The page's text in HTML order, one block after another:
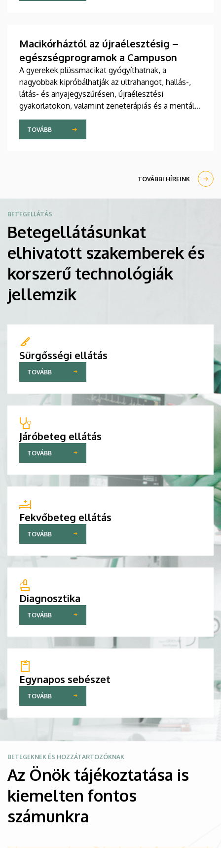
jelent meg tanulmány a világ egyik legrangosabb
szerzője a Debreceni Egyetem egyetemi tanára.
Macikórháztól az újraélesztésig –
egészségprogramok a Campuson
A gyerekek plüssmacikat gyógyíthatnak, a
nagyobbak kipróbálhatják az ultrahangot, hallás-,
látás- és anyajegyszűrésen, újraélesztési
gyakorlatokon, valamint zeneterápiás és a mentális
egészséget támogató prevenciós foglalkozásokon
is részt vehetnek a július 22-én kezdődő Campus
Fesztiválon. A Debreceni Egyetem Klinikai
Egyetem téren felállított faházaknál, illetve a
Központban.
TOVÁBB
TOVÁBBI HÍREINK
BETEGELLÁTÁS
Betegellátásunkat
elhivatott szakemberek és
korszerű technológiák
jellemzik
Sürgősségi ellátás
TOVÁBB
Járóbeteg ellátás
TOVÁBB
Fekvőbeteg ellátás
TOVÁBB
Diagnosztika
TOVÁBB
Egynapos sebészet
TOVÁBB
BETEGEKNEK ÉS HOZZÁTARTOZÓKNAK
Az Önök tájékoztatása is
kiemelten fontos
számunkra